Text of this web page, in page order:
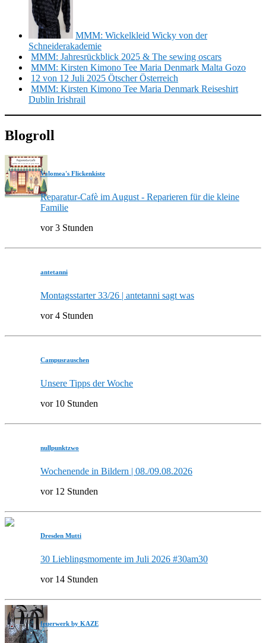
MMM: Wickelkleid Wicky von der
Schneiderakademie
MMM: Jahresrückblick 2025 & The sewing oscars
MMM: Kirsten Kimono Tee Maria Denmark Malta Gozo
12 von 12 Juli 2025 Ötscher Österreich
MMM: Kirsten Kimono Tee Maria Denmark Reiseshirt
Dublin Irishrail
Blogroll
Valomea's Flickenkiste
Reparatur-Cafè im August - Reparieren für die kleine
Familie
vor 3 Stunden
antetanni
Montagsstarter 33/26 | antetanni sagt was
vor 4 Stunden
Campusrauschen
Unsere Tipps der Woche
vor 10 Stunden
nullpunktzwo
Wochenende in Bildern | 08./09.08.2026
vor 12 Stunden
Dresden Mutti
30 Lieblingsmomente im Juli 2026 #30am30
vor 14 Stunden
feuerwerk by KAZE